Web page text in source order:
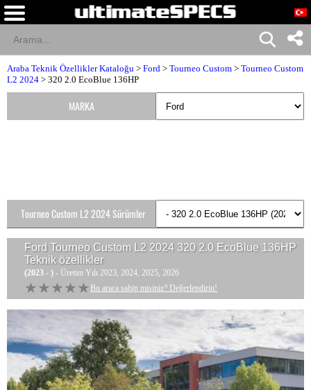
Araba Teknik Özellikler Kataloğu > Ford > Tourneo Custom > Tourneo Custom
L2 2024 > 320 2.0 EcoBlue 136HP
Ford Tourneo Custom L2 2024 320 2.0 EcoBlue 136HP
Teknik özellikler
(2023 - ) - Üretim Yılı 2023, 2024, 2025, 2026
★★★★★
★★★★★ Bu araca sahip misiniz? Değerlendirin!
MARKA
Tourneo Custom L2 2024 Sürümler